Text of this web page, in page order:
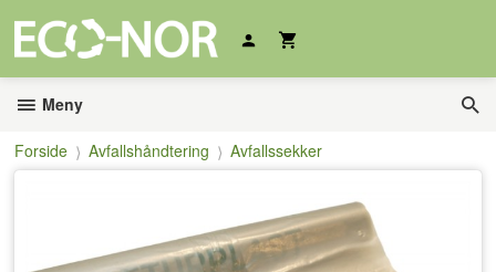
innholdet
Meny
Forside Avfallshåndtering Avfallssekker